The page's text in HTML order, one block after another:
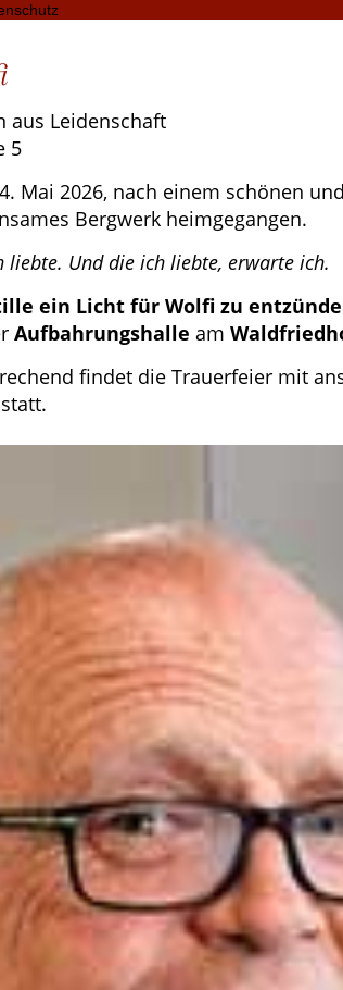
aus Leidenschaft
5
Mai 2026, nach einem schönen
Bergwerk heimgegangen.
liebte. Und die ich liebte, erwarte ich.
ein Licht für Wolfi zu
Aufbahrungshalle am
findet die Trauerfeier mit